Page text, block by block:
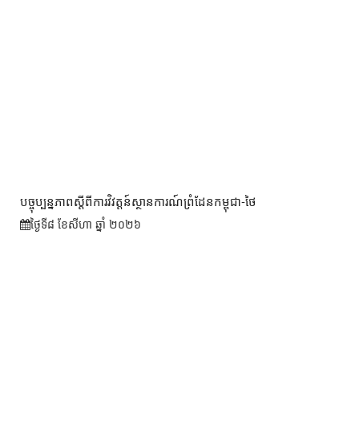
បច្ចុប្បន្នភាពស្ដីពីការវិវត្តន៍ស្ថានការណ៍ព្រំដែនកម្ពុជា-ថៃ
ថ្ងៃទី៨ ខែ​សីហា ឆ្នាំ ២០២៦